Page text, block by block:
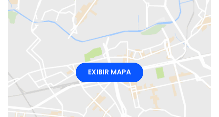
EXIBIR MAPA